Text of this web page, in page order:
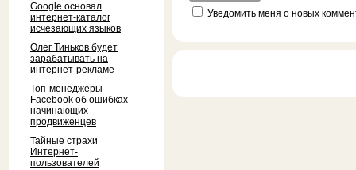
Google основал
интернет-каталог
исчезающих языков
Олег Тиньков будет
зарабатывать на
интернет-рекламе
Топ-менеджеры
Facebook об ошибках
начинающих
продвиженцев
Тайные страхи
Интернет-
пользователей
Уведомить меня о новых